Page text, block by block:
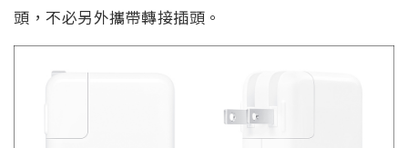
頭，不必另外攜帶轉接插頭。